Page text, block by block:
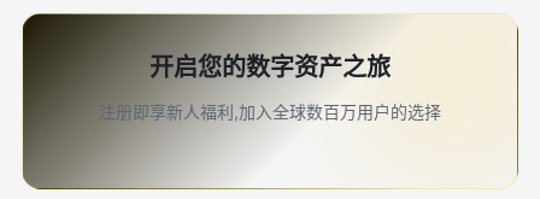
开启您的数字资产之旅
注册即享新人福利,加入全球数百万用户的选择